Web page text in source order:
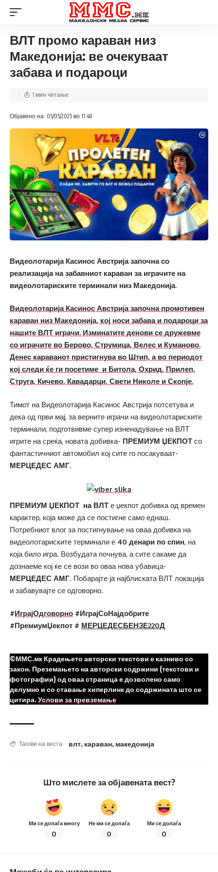
ВЛТ промо караван низ
Македонија: ве очекуваат
забава и подароци
Објавено на: 05/05/2025 во 11:48
1 мин читање
Видеолотарија Касинос Австрија започна со
реализација на забавниот караван за играчите на
видеолотариските терминали низ Македонија.
Видеолотарија Касинос Австрија започна промотивен
караван низ Македонија, кој носи забава и подароци за
нашите ВЛТ играчи. Изминатите денови се дружевме
со играчите во Берово, Струмица, Велес и Куманово.
Денес караванот пристигнува во Штип, а во периодот
кој следи ќе ги посетиме и Битола, Охрид, Прилеп,
Струга, Кичево, Кавадарци, Свети Николе и Скопје.
Тимот на Видеолотарија Касинос Австрија потсетува и
дека од први мај, за верните играчи на видеолотариските
терминали, подготвивме супер изненадување на ВЛТ
игрите на среќа, новата добивка- ПРЕМИУМ ЏЕКПОТ со
фантастичниот автомобил кој сите го посакуваат-
МЕРЦЕДЕС АМГ.
ПРЕМИУМ ЏЕКПОТ на ВЛТ е џекпот добивка од времен
карактер, која може да се постигне само еднаш.
Потребниот влог за постигнување на оваа добивка на
видеолотариските терминали е 40 денари по спин, на
која било игра. Возбудата почнува, а сите сакаме да
дознаеме кој ќе се вози во оваа нова убавица-
МЕРЦЕДЕС АМГ. Побарајте ја најблиската ВЛТ локација
и забавувајте се одговорно.
#ИграјОдговорно #ИграјСоНајдобрите
#ПремиумЏекпот # МЕРЦЕДЕСБЕНЗЕ220Д
©ММС.мк Крадењето авторски текстови е казниво со
закон. Преземањето на авторски содржини (текстови и
фотографии) од оваа страница е дозволено само
делумно и со ставање хиперлинк до содржината што се
цитира. Услови за превземање
Тагови на веста: влт, караван, македонија
Што мислете за објавената вест?
Ми се допаѓа многу
0
Не ми се допаѓа
0
Ми се допаѓа
0